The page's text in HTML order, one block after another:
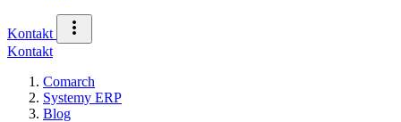
Kontakt
Kontakt
Comarch
Systemy ERP
Blog